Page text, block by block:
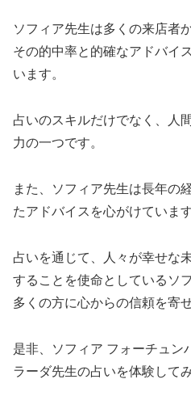
ソフィア先生は多くの来店者
その的中率と的確なアドバイ
います。
占いのスキルだけでなく、人
力の一つです。
また、ソフィア先生は長年の
たアドバイスを心がけています
占いを通じて、人々が幸せな
することを使命としているソ
多くの方に心からの信頼を寄
是非、ソフィア フォーチュン
ラーダ先生の占いを体験して